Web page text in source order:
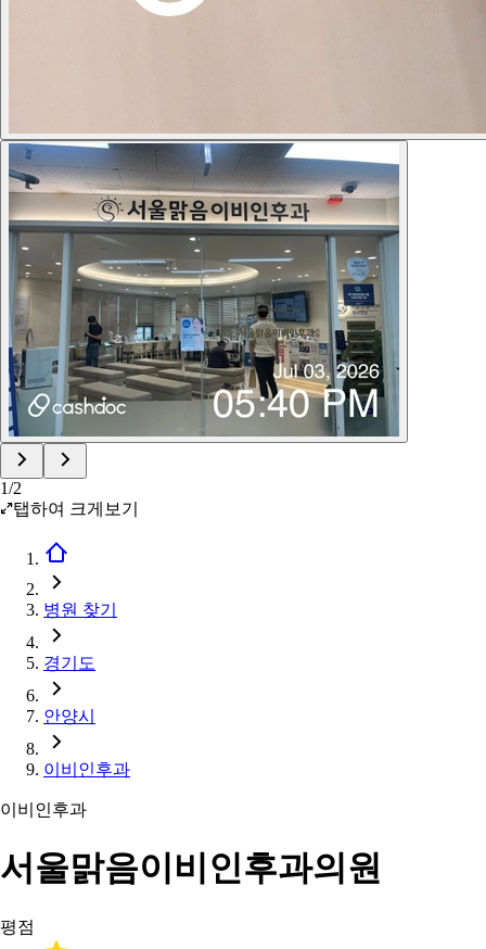
1/2
탭하여 크게보기
병원 찾기
경기도
안양시
이비인후과
이비인후과
서울맑음이비인후과의원
평점